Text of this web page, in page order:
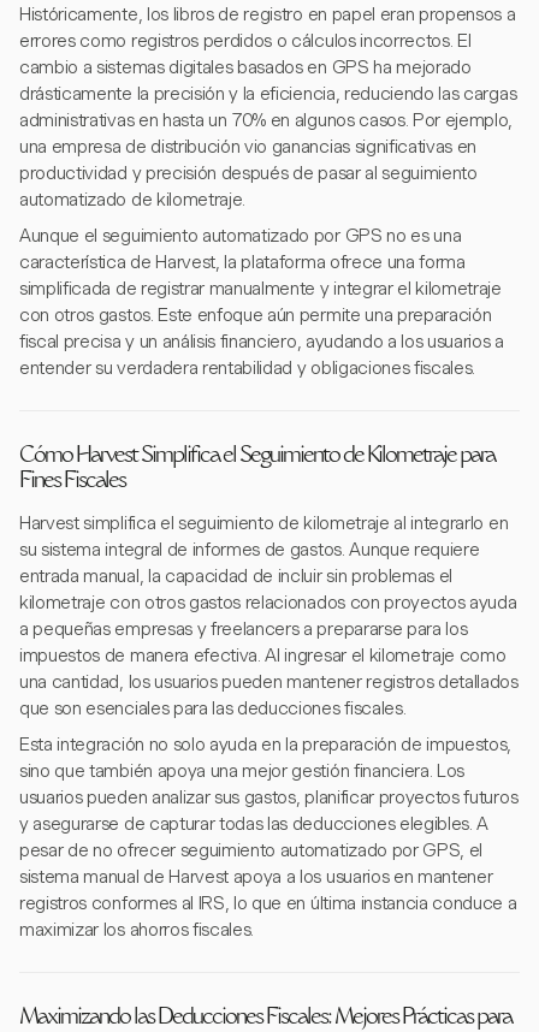
Históricamente, los libros de registro en papel eran propensos a
errores como registros perdidos o cálculos incorrectos. El
cambio a sistemas digitales basados en GPS ha mejorado
drásticamente la precisión y la eficiencia, reduciendo las cargas
administrativas en hasta un 70% en algunos casos. Por ejemplo,
una empresa de distribución vio ganancias significativas en
productividad y precisión después de pasar al seguimiento
automatizado de kilometraje.
Aunque el seguimiento automatizado por GPS no es una
característica de Harvest, la plataforma ofrece una forma
simplificada de registrar manualmente y integrar el kilometraje
con otros gastos. Este enfoque aún permite una preparación
fiscal precisa y un análisis financiero, ayudando a los usuarios a
entender su verdadera rentabilidad y obligaciones fiscales.
Cómo Harvest Simplifica el Seguimiento de Kilometraje para
Fines Fiscales
Harvest simplifica el seguimiento de kilometraje al integrarlo en
su sistema integral de informes de gastos. Aunque requiere
entrada manual, la capacidad de incluir sin problemas el
kilometraje con otros gastos relacionados con proyectos ayuda
a pequeñas empresas y freelancers a prepararse para los
impuestos de manera efectiva. Al ingresar el kilometraje como
una cantidad, los usuarios pueden mantener registros detallados
que son esenciales para las deducciones fiscales.
Esta integración no solo ayuda en la preparación de impuestos,
sino que también apoya una mejor gestión financiera. Los
usuarios pueden analizar sus gastos, planificar proyectos futuros
y asegurarse de capturar todas las deducciones elegibles. A
pesar de no ofrecer seguimiento automatizado por GPS, el
sistema manual de Harvest apoya a los usuarios en mantener
registros conformes al IRS, lo que en última instancia conduce a
maximizar los ahorros fiscales.
Maximizando las Deducciones Fiscales: Mejores Prácticas para